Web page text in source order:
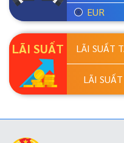
EUR
LÃI SUẤT LÃI SUẤT
LÃI